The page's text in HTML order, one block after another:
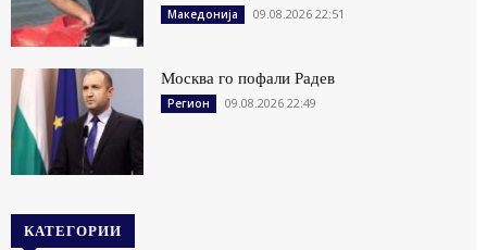
Македонија 09.08.2026 22:51
Москва го пофали Радев
Регион 09.08.2026 22:49
КАТЕГОРИИ